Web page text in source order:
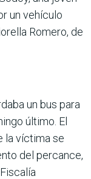
un vehículo
Romero, de
un bus para
último. El
la víctima se
del percance,